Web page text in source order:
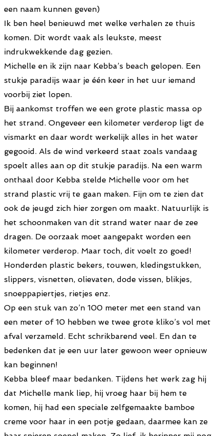
een naam kunnen geven)
Ik ben heel benieuwd met welke verhalen ze thuis
komen. Dit wordt vaak als leukste, meest
indrukwekkende dag gezien.
Michelle en ik zijn naar Kebba’s beach gelopen. Een
stukje paradijs waar je één keer in het uur iemand
voorbij ziet lopen.
Bij aankomst troffen we een grote plastic massa op
het strand. Ongeveer een kilometer verderop ligt de
vismarkt en daar wordt werkelijk alles in het water
gegooid. Als de wind verkeerd staat zoals vandaag
spoelt alles aan op dit stukje paradijs. Na een warm
onthaal door Kebba stelde Michelle voor om het
strand plastic vrij te gaan maken. Fijn om te zien dat
ook de jeugd zich hier zorgen om maakt. Natuurlijk is
het schoonmaken van dit strand water naar de zee
dragen. De oorzaak moet aangepakt worden een
kilometer verderop. Maar toch, dit voelt zo goed!
Honderden plastic bekers, touwen, kledingstukken,
slippers, visnetten, olievaten, dode vissen, blikjes,
snoeppapiertjes, rietjes enz.
Op een stuk van zo’n 100 meter met een stand van
een meter of 10 hebben we twee grote kliko’s vol met
afval verzameld. Echt schrikbarend veel. En dan te
bedenken dat je een uur later gewoon weer opnieuw
kan beginnen!
Kebba bleef maar bedanken. Tijdens het werk zag hij
dat Michelle mank liep, hij vroeg haar bij hem te
komen, hij had een speciale zelfgemaakte bamboe
creme voor haar in een potje gedaan, daarmee kan ze